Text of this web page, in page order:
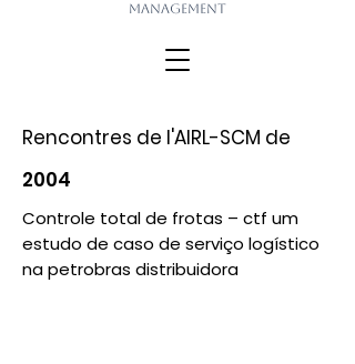
Management
Rencontres de l'AIRL-SCM de
2004
Controle total de frotas – ctf um
estudo de caso de serviço logístico
na petrobras distribuidora